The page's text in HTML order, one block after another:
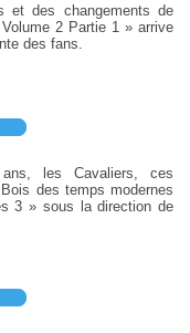
et des changements de
2 Partie 1 » arrive
des fans.
les Cavaliers, ces
des temps modernes
3 » sous la direction de